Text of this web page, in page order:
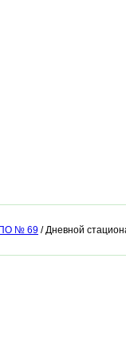
№ 69 / Дневной